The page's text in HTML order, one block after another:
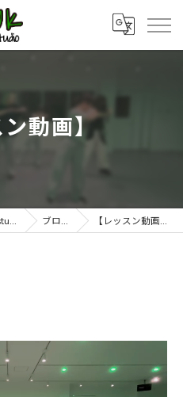
ン動画】
岐阜のダンススクールならUK studio ブログ 【レッスン動画】